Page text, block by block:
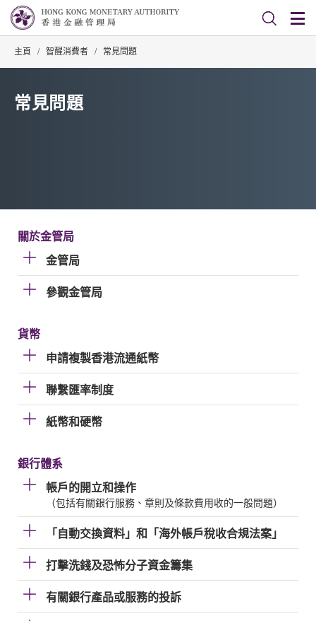
主頁 / 智醒消費者 / 常見問題
常見問題
關於金管局
金管局
參觀金管局
貨幣
申請複製香港流通紙幣
聯繫匯率制度
紙幣和硬幣
銀行體系
帳戶的開立和操作
（包括有關銀行服務、章則及條款費用收的一般問題）
「自動交換資料」和「海外帳戶稅收合規法案」
打擊洗錢及恐怖分子資金籌集
有關銀行產品或服務的投訴